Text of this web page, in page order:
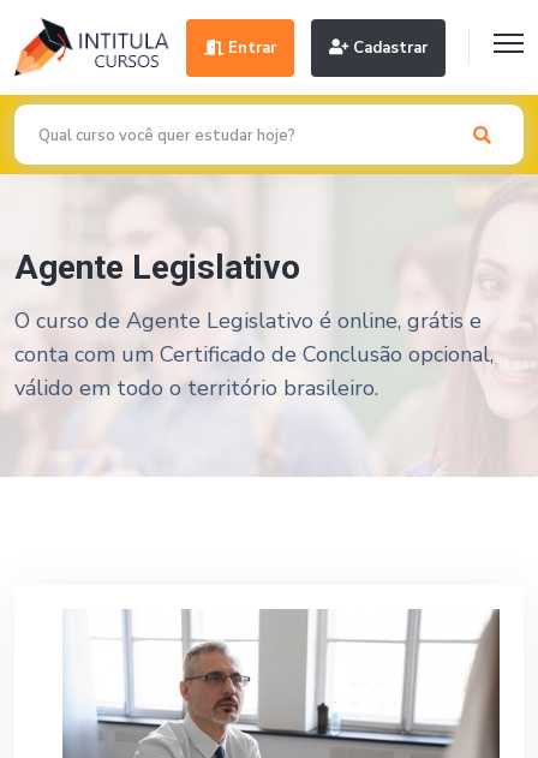
Entrar Cadastrar
Agente Legislativo
O curso de Agente Legislativo é online, grátis e
conta com um Certificado de Conclusão opcional,
válido em todo o território brasileiro.